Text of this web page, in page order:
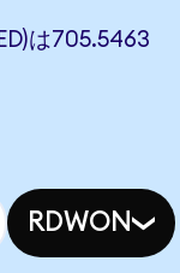
は705.5463
RDWON